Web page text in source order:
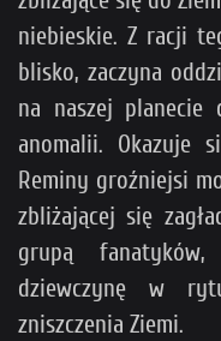
niebieskie. Z racji
blisko, zaczyna
na naszej
anomalii. Okazuje
Reminy groźniejsi
zbliżającej się
grupą
dziewczynę w
zniszczenia Ziemi.